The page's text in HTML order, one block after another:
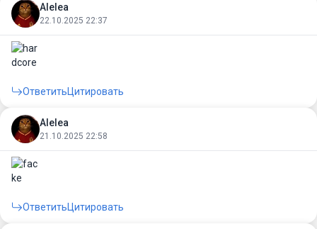
Alelea
22.10.2025 22:37
ОтветитьЦитировать
Alelea
21.10.2025 22:58
ОтветитьЦитировать